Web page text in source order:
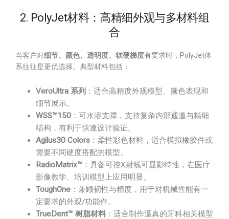
2. PolyJet材料：高精细外观与多材料组
合
当客户对细节、颜色、透明度、软硬梯度有要求时，PolyJet体
系往往是更优选择。典型材料包括：
VeroUltra 系列 ：适合高精度外观模型、颜色表现和
细节展示。
WSS™150 ：可水溶支撑，支持复杂内部通道与精细
结构，有利于快速设计验证。
Agilus30 Colors ：柔性彩色材料，适合模拟橡胶件或
需要不同硬度搭配的模型。
RadioMatrix™ ：具备可控X射线可显影特性，在医疗
影像教学、培训模型上应用明显。
ToughOne ：兼顾韧性与精度，用于对机械性能有一
定要求的外观/功能件。
TrueDent™ 树脂材料 ：适合制作逼真的牙科相关模型